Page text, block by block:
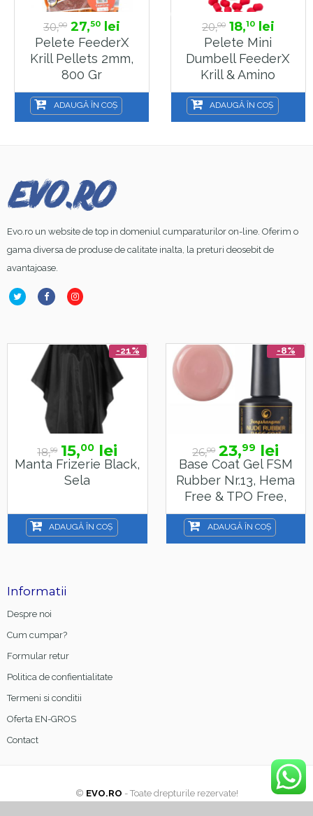
30,00 27,50 lei
Pelete FeederX
Krill Pellets 2mm,
800 Gr
ADAUGĂ ÎN COȘ
20,00 18,10lei
Pelete Mini
Dumbell FeederX
Krill & Amino
5x7mm, 10g
ADAUGĂ ÎN COȘ
Evo.ro un website de top in domeniul cumparaturilor on-line. Oferim o
gama diversa de produse de calitate inalta, la preturi deosebit de
avantajoase.
-21%
18,99 15,00 lei
Manta Frizerie Black,
Sela
ADAUGĂ ÎN COȘ
-8%
26,00 23,99 lei
Base Coat Gel FSM
Rubber Nr.13, Hema
Free & TPO Free,
15ml
ADAUGĂ ÎN COȘ
Informatii
Despre noi
Cum cumpar?
Formular retur
Politica de confientialitate
Termeni si conditii
Oferta EN-GROS
Contact
© EVO.RO - Toate drepturile rezervate!